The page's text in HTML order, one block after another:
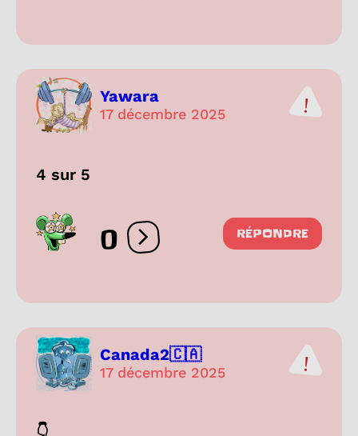
Yawara
17 décembre 2025
4 sur 5
0 Ouvrir les réactions
RÉPONDRE
Canada2🇨🇦
17 décembre 2025